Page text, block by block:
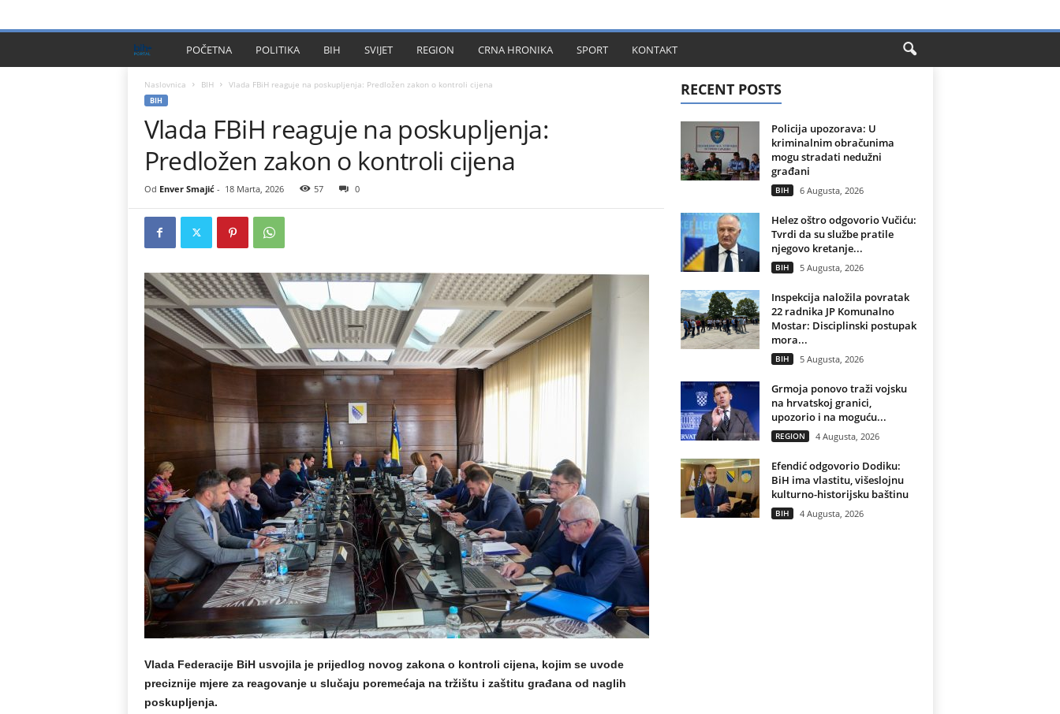
I
l
u
POČETNA POLITIKA BIH SVIJET REGION CRNA HRONIKA SPORT KONTAKT
Naslovnica BIH Vlada FBiH reaguje na poskupljenja: Predložen zakon o kontroli cijena
BIH
Vlada FBiH reaguje na poskupljenja:
Predložen zakon o kontroli cijena
Od Enver Smajić- 18 Marta, 2026 57 0
Vlada Federacije BiH usvojila je prijedlog novog zakona o kontroli cijena, kojim se uvode
preciznije mjere za reagovanje u slučaju poremećaja na tržištu i zaštitu građana od naglih
poskupljenja.
RECENT POSTS
Policija upozorava: U
kriminalnim obračunima
mogu stradati nedužni
građani
BIH 6 Augusta, 2026
Helez oštro odgovorio Vučiću:
Tvrdi da su službe pratile
njegovo kretanje...
BIH 5 Augusta, 2026
Inspekcija naložila povratak
22 radnika JP Komunalno
Mostar: Disciplinski postupak
mora...
BIH 5 Augusta, 2026
Grmoja ponovo traži vojsku
na hrvatskoj granici,
upozorio i na moguću...
REGION 4 Augusta, 2026
Efendić odgovorio Dodiku:
BiH ima vlastitu, višeslojnu
kulturno-historijsku baštinu
BIH 4 Augusta, 2026